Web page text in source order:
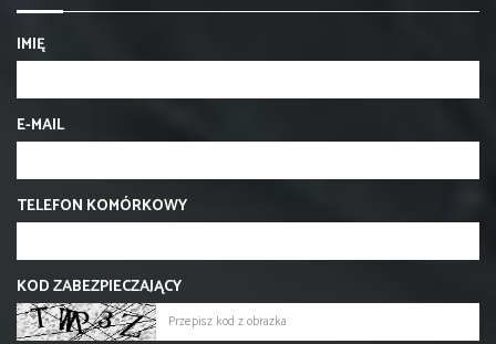
IMIĘ
E-MAIL
TELEFON KOMÓRKOWY
KOD ZABEZPIECZAJĄCY